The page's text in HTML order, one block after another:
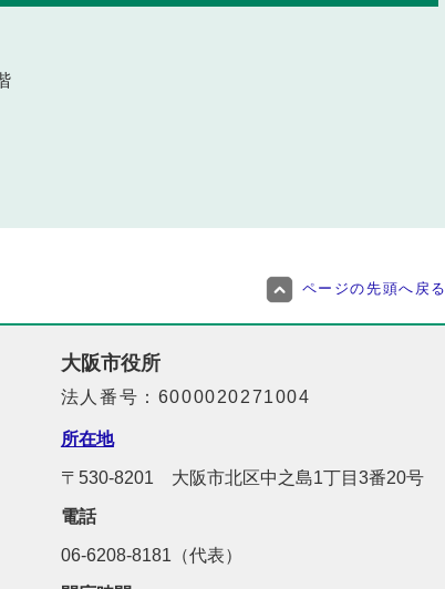
ページの先頭へ戻る
大阪市役所
法人番号：6000020271004
所在地
〒530-8201 大阪市北区中之島1丁目3番20号
電話
06-6208-8181（代表）